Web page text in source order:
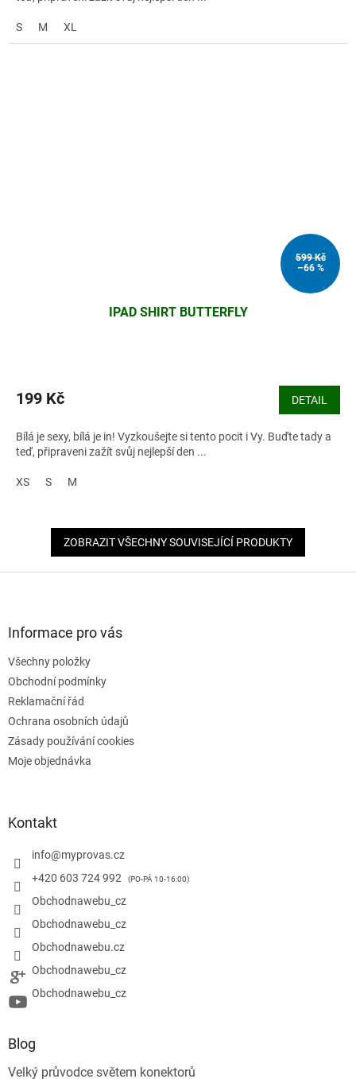
S M XL
599 Kč
–66 %
IPAD SHIRT BUTTERFLY
199 Kč DETAIL
Bílá je sexy, bílá je in! Vyzkoušejte si tento pocit i Vy. Buďte tady a
teď, připraveni zažít svůj nejlepší den ...
XS S M
ZOBRAZIT VŠECHNY SOUVISEJÍCÍ PRODUKTY
Informace pro vás
Všechny položky
Obchodní podmínky
Reklamační řád
Ochrana osobních údajů
Zásady používání cookies
Moje objednávka
Kontakt
info@myprovas.cz
+420 603 724 992
Obchodnawebu_cz
Obchodnawebu_cz
Obchodnawebu.cz
Obchodnawebu_cz
Obchodnawebu_cz
Blog
Velký průvodce světem konektorů